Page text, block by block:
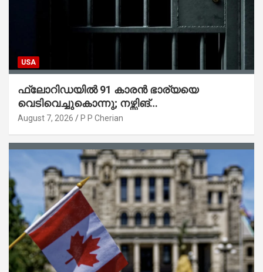
USA
ഫ്ലോറിഡയിൽ 91 കാരൻ ഭാര്യയെ
വെടിവെച്ചുകൊന്നു; നഴ്സിങ്
ഹോമിലാക്കില്ലെന്ന് നൽകിയ വാഗ്ദാനം
August 7, 2026 P P Cherian